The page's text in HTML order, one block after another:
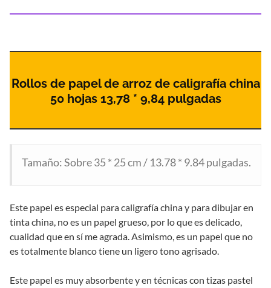
Rollos de papel de arroz de caligrafía china
50 hojas 13,78 * 9,84 pulgadas
Tamaño: Sobre 35 * 25 cm / 13.78 * 9.84 pulgadas.
Este papel es especial para caligrafía china y para dibujar en
tinta china, no es un papel grueso, por lo que es delicado,
cualidad que en sí me agrada. Asimismo, es un papel que no
es totalmente blanco tiene un ligero tono agrisado.
Este papel es muy absorbente y en técnicas con tizas pastel